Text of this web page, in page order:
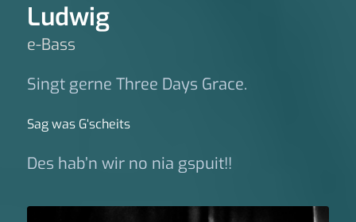
Ludwig
e-Bass
Singt gerne Three Days Grace.
Sag was G‘scheits
Des hab’n wir no nia gspuit!!